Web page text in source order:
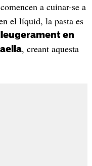
a cuinar-se a
el líquid, la pasta es
en
, creant aquesta